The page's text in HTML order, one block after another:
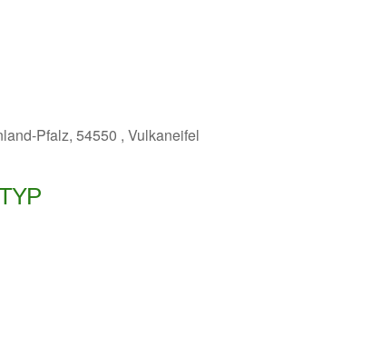
Pfalz, 54550 , Vulkaneifel